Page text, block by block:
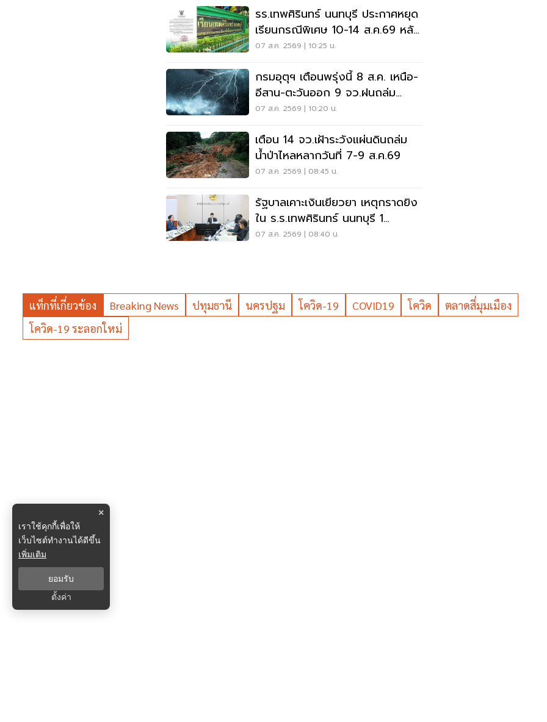
รร.เทพศิรินทร์ นนทบุรี ประกาศหยุด
เรียนกรณีพิเศษ 10-14 ส.ค.69 หลัง
เหตุกราดยิง
07 ส.ค. 2569 | 10:25 น.
กรมอุตุฯ เตือนพรุ่งนี้ 8 ส.ค. เหนือ-
อีสาน-ตะวันออก 9 จว.ฝนถล่ม
ระวังน้ำท่วมฉับพลัน
07 ส.ค. 2569 | 10:20 น.
เตือน 14 จว.เฝ้าระวังแผ่นดินถล่ม
น้ำป่าไหลหลากวันที่ 7-9 ส.ค.69
07 ส.ค. 2569 | 08:45 น.
รัฐบาลเคาะเงินเยียวยา เหตุกราดยิง
ใน ร.ร.เทพศิรินทร์ นนทบุรี 1
แสน-1ล้าน
07 ส.ค. 2569 | 08:40 น.
แท็กที่เกี่ยวข้อง Breaking News ปทุมธานี นครปฐม โควิด-19 COVID19 โควิด
ตลาดสี่มุมเมือง
โควิด-19 ระลอกใหม่
×
เราใช้คุกกี้เพื่อให้
เว็บไซต์ทำงานได้ดีขึ้น
เพิ่มเติม
ยอมรับ
ตั้งค่า